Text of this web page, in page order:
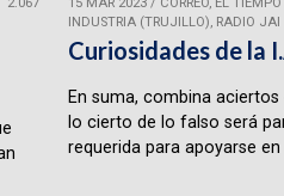
2.067 15 MAR 2023/ CORREO, EL
INDUSTRIA (TRUJILLO), RADIO
Curiosidades de la
En suma, combina
lo cierto de lo falso será
requerida para apoyarse en